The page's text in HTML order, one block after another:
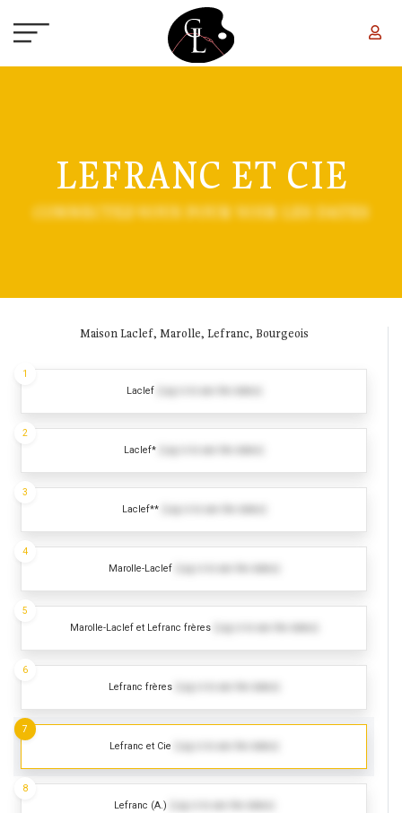
LEFRANC ET CIE
CONNECTEZ-VOUS POUR VOIR LES DATES
Maison Laclef, Marolle, Lefranc, Bourgeois
Laclef
1
Laclef*
2
Laclef**
3
Marolle-Laclef
4
Marolle-Laclef et Lefranc frères
5
Lefranc frères
6
Lefranc et Cie
7
Lefranc (A.)
8